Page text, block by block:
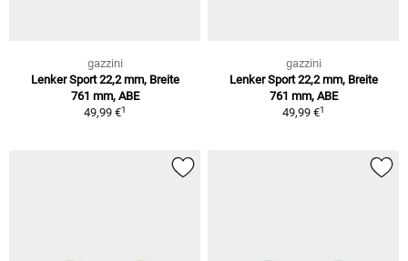
gazzini
Lenker Sport 22,2 mm, Breite
761 mm, ABE
49,99 €1
gazzini
Lenker Sport 22,2 mm, Breite
761 mm, ABE
49,99 €1